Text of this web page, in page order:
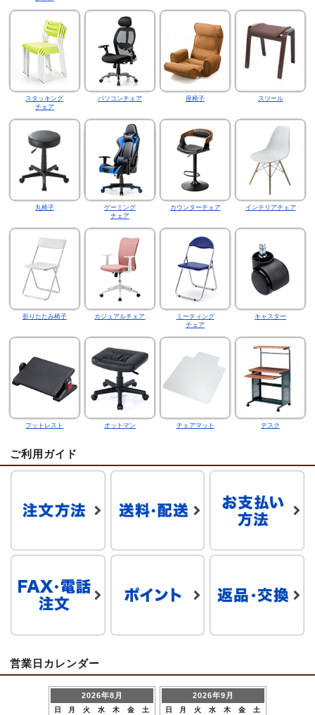
スタッキング
チェア
パソコンチェア 座椅子 スツール
丸椅子
ゲーミング
チェア
カウンターチェア インテリアチェア
折りたたみ椅子 カジュアルチェア
ミーティング
チェア
キャスター
フットレスト オットマン チェアマット デスク
ご利用ガイド
営業日カレンダー
2026年8月
日 月 火 水 木 金
土
2026年9月
日 月 火 水 木 金
土